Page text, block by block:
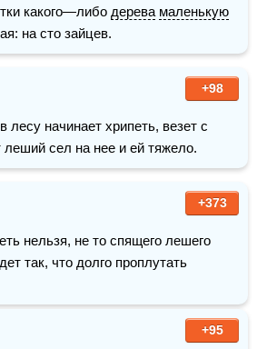
какого—либо дерева маленькую
на сто зайцев.
+98
сел на нее и ей тяжело.
+373
нельзя, не то спящего лешего
так, что долго проплутать
+95